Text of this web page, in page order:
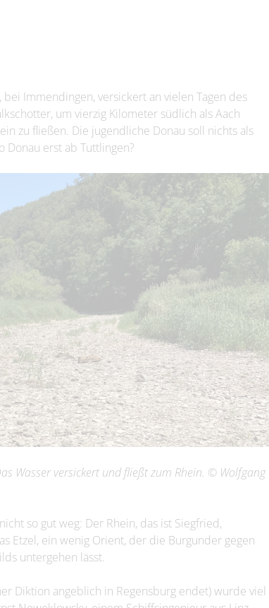
Immendingen, versickert an vielen Tagen des
um vierzig Kilometer südlich als Aach
zu fließen. Die jugendliche Donau soll nichts als
Donau erst ab Tuttlingen?
Wasser versickert und fließt zum Rhein. © Wolfgang
so gut weg: Der Rhein, das ist Siegfried,
Etzel, ein wenig Orient, der die Burgunder gegen
untergehen lässt.
Diktion angeblich in Regensburg endet) wurde viel